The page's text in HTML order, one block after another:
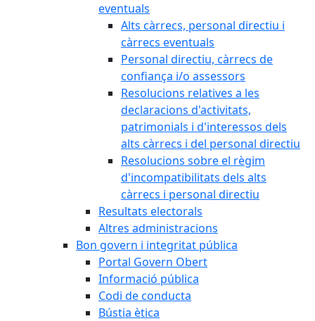
eventuals
Alts càrrecs, personal directiu i
càrrecs eventuals
Personal directiu, càrrecs de
confiança i/o assessors
Resolucions relatives a les
declaracions d'activitats,
patrimonials i d'interessos dels
alts càrrecs i del personal directiu
Resolucions sobre el règim
d'incompatibilitats dels alts
càrrecs i personal directiu
Resultats electorals
Altres administracions
Bon govern i integritat pública
Portal Govern Obert
Informació pública
Codi de conducta
Bústia ètica